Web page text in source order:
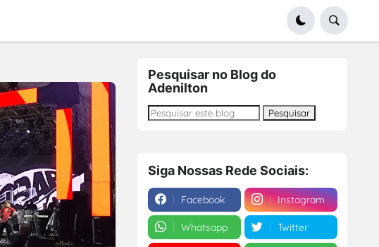
Pesquisar no Blog do
Adenilton
Siga Nossas Rede Sociais:
Facebook Instagram
Whatsapp Twitter